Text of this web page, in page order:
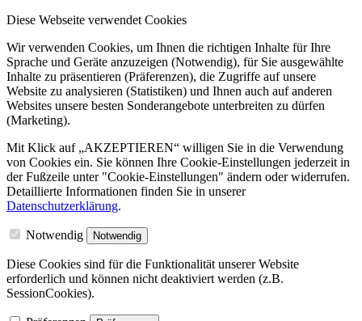
Diese Webseite verwendet Cookies
Wir verwenden Cookies, um Ihnen die richtigen Inhalte für Ihre
Sprache und Geräte anzuzeigen (Notwendig), für Sie ausgewählte
Inhalte zu präsentieren (Präferenzen), die Zugriffe auf unsere
Website zu analysieren (Statistiken) und Ihnen auch auf anderen
Websites unsere besten Sonderangebote unterbreiten zu dürfen
(Marketing).
Mit Klick auf „AKZEPTIEREN“ willigen Sie in die Verwendung
von Cookies ein. Sie können Ihre Cookie-Einstellungen jederzeit in
der Fußzeile unter "Cookie-Einstellungen" ändern oder widerrufen.
Detaillierte Informationen finden Sie in unserer
Datenschutzerklärung.
Notwendig Notwendig
Diese Cookies sind für die Funktionalität unserer Website
erforderlich und können nicht deaktiviert werden (z.B.
SessionCookies).